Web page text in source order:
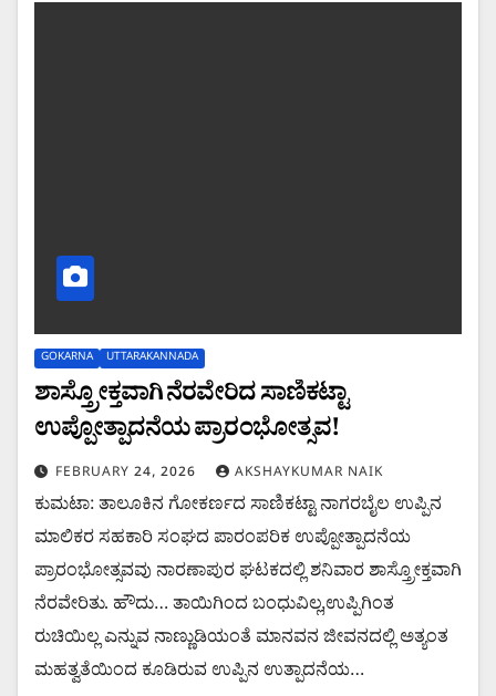
GOKARNA UTTARAKANNADA
ಶಾಸ್ತ್ರೋಕ್ತವಾಗಿ ನೆರವೇರಿದ ಸಾಣಿಕಟ್ಟಾ
ಉಪ್ಪೋತ್ಪಾದನೆಯ ಪ್ರಾರಂಭೋತ್ಸವ!
FEBRUARY 24, 2026 AKSHAYKUMAR NAIK
ಕುಮಟಾ: ತಾಲೂಕಿನ ಗೋಕರ್ಣದ ಸಾಣಿಕಟ್ಟಾ ನಾಗರಬೈಲ ಉಪ್ಪಿನ
ಮಾಲಿಕರ ಸಹಕಾರಿ ಸಂಘದ ಪಾರಂಪರಿಕ ಉಪ್ಪೋತ್ಪಾದನೆಯ
ಪ್ರಾರಂಭೋತ್ಸವವು ನಾರಣಾಪುರ ಘಟಕದಲ್ಲಿ ಶನಿವಾರ ಶಾಸ್ತ್ರೋಕ್ತವಾಗಿ
ನೆರವೇರಿತು. ಹೌದು… ತಾಯಿಗಿಂದ ಬಂಧುವಿಲ್ಲ,ಉಪ್ಪಿಗಿಂತ
ರುಚಿಯಿಲ್ಲ ಎನ್ನುವ ನಾಣ್ಣುಡಿಯಂತೆ ಮಾನವನ ಜೀವನದಲ್ಲಿ ಅತ್ಯಂತ
ಮಹತ್ವತೆಯಿಂದ ಕೂಡಿರುವ ಉಪ್ಪಿನ ಉತ್ಪಾದನೆಯ…